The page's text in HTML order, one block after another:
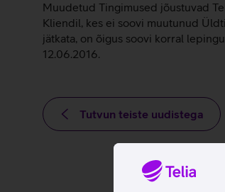
Muudetud Tingimused jõustuvad
Kliendil, kes ei soovi muutunud
jätkata, on õigus soovi korral
12.06.2016.
Tutvun teiste uudistega